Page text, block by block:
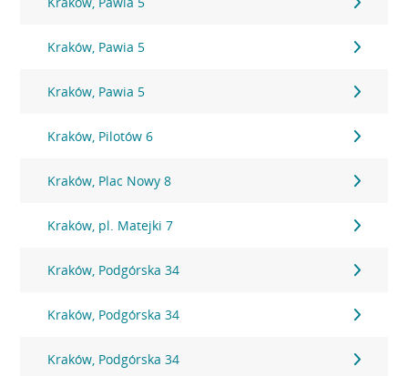
Kraków, Pawia 5
Kraków, Pawia 5
Kraków, Pilotów 6
Kraków, Plac Nowy 8
Kraków, pl. Matejki 7
Kraków, Podgórska 34
Kraków, Podgórska 34
Kraków, Podgórska 34